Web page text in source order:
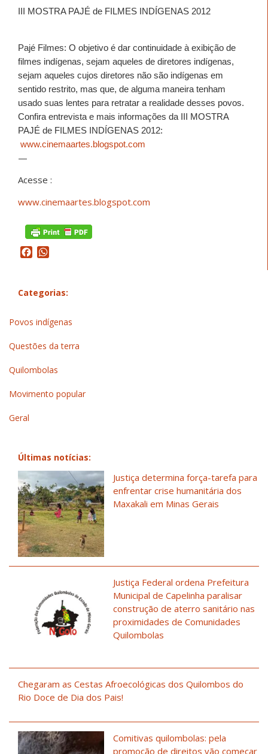
III MOSTRA PAJÉ de FILMES INDÍGENAS 2012
Pajé Filmes: O objetivo é dar continuidade à exibição de
filmes indígenas, sejam aqueles de diretores indígenas,
sejam aqueles cujos diretores não são indígenas em
sentido restrito, mas que, de alguma maneira tenham
usado suas lentes para retratar a realidade desses povos.
Confira entrevista e mais informações da III MOSTRA
PAJÉ de FILMES INDÍGENAS 2012:
www.cinemaartes.blogspot.com
—
Acesse :
www.cinemaartes.blogspot.com
Facebook
Categorias:
Povos indígenas
Questões da terra
Quilombolas
Movimento popular
Geral
Últimas notícias:
Justiça determina força-tarefa para
enfrentar crise humanitária dos
Maxakali em Minas Gerais
Justiça Federal ordena Prefeitura
Municipal de Capelinha paralisar
construção de aterro sanitário nas
proximidades de Comunidades
Quilombolas
Chegaram as Cestas Afroecológicas dos Quilombos do
Rio Doce de Dia dos Pais!
Comitivas quilombolas: pela
promoção de direitos vão começar